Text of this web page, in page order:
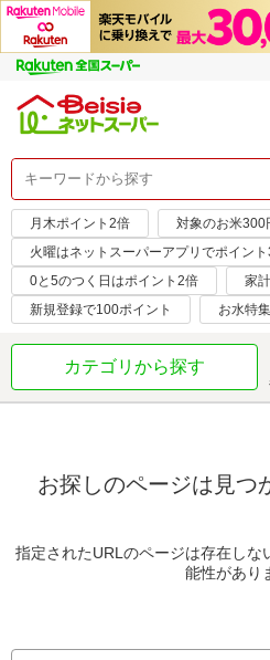
月木ポイント2倍 対象のお米300
火曜はネットスーパーアプリでポイン
0と5のつく日はポイント2倍
家
新規登録で100ポイント
お水特集
カテゴリから探す
お探しのページは見つ
指定されたURLのページは存在し
能性があり